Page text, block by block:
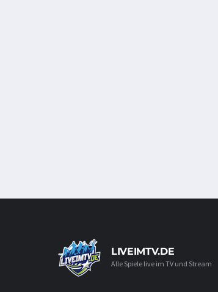
LIVEIMTV.DE
Alle Spiele live im TV und Stream